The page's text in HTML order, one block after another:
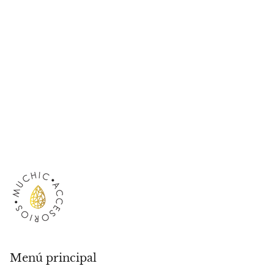
Menú principal